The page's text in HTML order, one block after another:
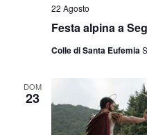
Festa alpina a
22 Agosto
Colle di Santa Eufemia
DOM
23